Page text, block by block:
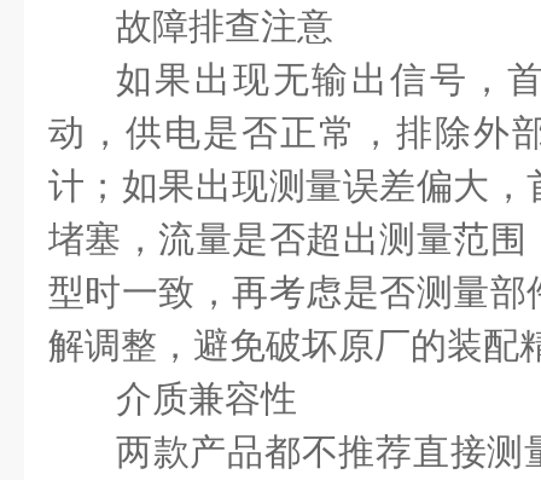
故障排查注意
如果出现无输出信号，
动，供电是否正常，排除外
计；如果出现测量误差偏大
堵塞，流量是否超出测量范
型时一致，再考虑是否测量
解调整，避免破坏原厂的装配
介质兼容性
两款产品都不推荐直接测